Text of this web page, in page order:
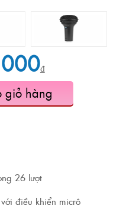
₫
giỏ hàng
26 lượt
điều khiển micrô